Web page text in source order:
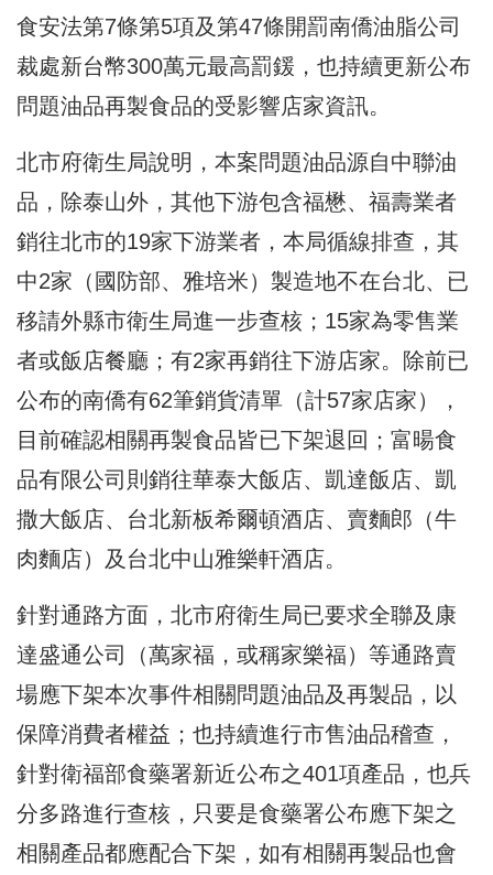
食安法第7條第5項及第47條開罰南僑油脂公司
裁處新台幣300萬元最高罰鍰，也持續更新公布
問題油品再製食品的受影響店家資訊。
北市府衛生局說明，本案問題油品源自中聯油
品，除泰山外，其他下游包含福懋、福壽業者
銷往北市的19家下游業者，本局循線排查，其
中2家（國防部、雅培米）製造地不在台北、已
移請外縣市衛生局進一步查核；15家為零售業
者或飯店餐廳；有2家再銷往下游店家。除前已
公布的南僑有62筆銷貨清單（計57家店家），
目前確認相關再製食品皆已下架退回；富暘食
品有限公司則銷往華泰大飯店、凱達飯店、凱
撒大飯店、台北新板希爾頓酒店、賣麵郎（牛
肉麵店）及台北中山雅樂軒酒店。
針對通路方面，北市府衛生局已要求全聯及康
達盛通公司（萬家福，或稱家樂福）等通路賣
場應下架本次事件相關問題油品及再製品，以
保障消費者權益；也持續進行市售油品稽查，
針對衛福部食藥署新近公布之401項產品，也兵
分多路進行查核，只要是食藥署公布應下架之
相關產品都應配合下架，如有相關再製品也會